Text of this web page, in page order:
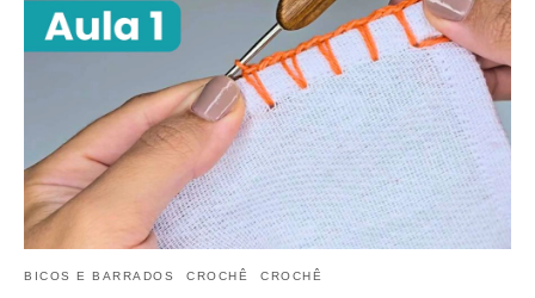
BICOS E BARRADOS CROCHÊ CROCHÊ